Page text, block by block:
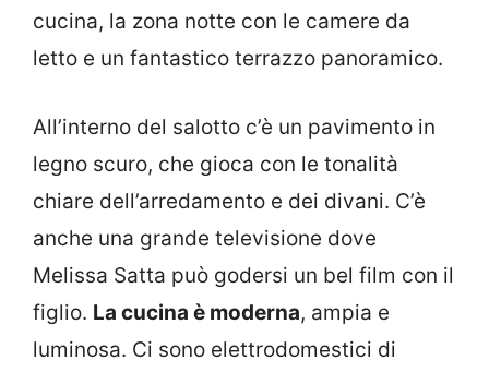
cucina, la zona notte con le camere da
letto e un fantastico terrazzo panoramico.
All’interno del salotto c’è un pavimento in
legno scuro, che gioca con le tonalità
chiare dell’arredamento e dei divani. C’è
anche una grande televisione dove
Melissa Satta può godersi un bel film con il
figlio. La cucina è moderna, ampia e
luminosa. Ci sono elettrodomestici di